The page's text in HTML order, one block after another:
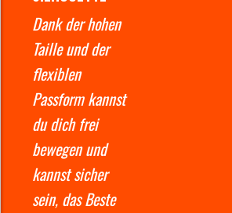
Dank der hohen
Taille und der
flexiblen
Passform kannst
du dich frei
bewegen und
kannst sicher
sein, das Beste